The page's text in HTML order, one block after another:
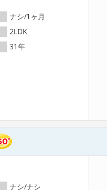
ナシ/1ヶ月
2LDK
31年
ナシ/ナシ